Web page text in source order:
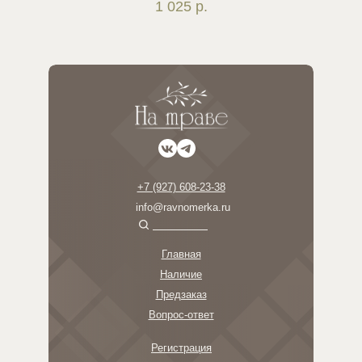
1 025 р.
+7 (927) 608-23-38
info@ravnomerka.ru
Главная
Наличие
Вопрос-ответ
Предзаказ
Регистрация